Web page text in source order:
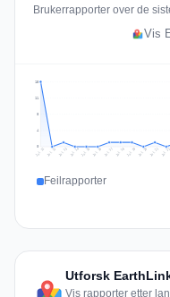
Brukerrapporter over de
Vis
4
8
11
15
Jul 11 Jul 12 Jul 13 Jul 14 Jul 15 Jul 16 Jul 17 Jul 18 Jul 19 Jul 20 Jul 21 Jul 22
Feilrapporter
Utforsk
Vis rapporter etter